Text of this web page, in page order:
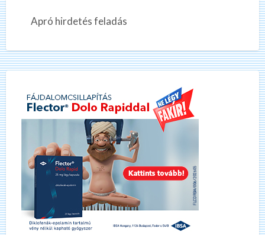
Apró hirdetés feladás